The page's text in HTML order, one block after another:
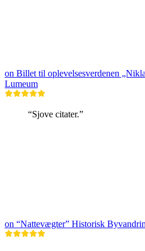
on Billet til oplevelsesverdenen
Lumeum
“Sjove citater.”
on “Nattevægter” Historisk